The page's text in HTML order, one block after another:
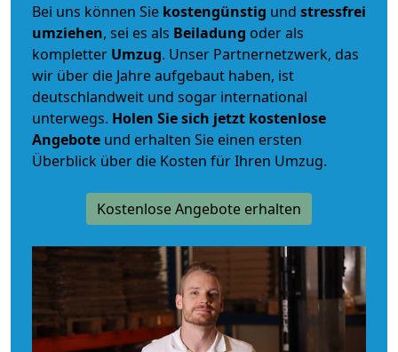
Bei uns können Sie kostengünstig und stressfrei
umziehen, sei es als Beiladung oder als
kompletter Umzug. Unser Partnernetzwerk, das
wir über die Jahre aufgebaut haben, ist
deutschlandweit und sogar international
unterwegs. Holen Sie sich jetzt kostenlose
Angebote und erhalten Sie einen ersten
Überblick über die Kosten für Ihren Umzug.
Kostenlose Angebote erhalten